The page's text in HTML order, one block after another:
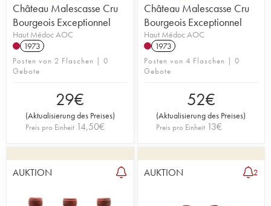
Château Malescasse Cru
Bourgeois Exceptionnel
Haut Médoc AOC
1973
Posten von 2 Flaschen | 0
Gebote
29€
(Aktualisierung des Preises)
Preis pro Einheit 14,50€
Château Malescasse Cru
Bourgeois Exceptionnel
Haut Médoc AOC
1973
Posten von 4 Flaschen | 0
Gebote
52€
(Aktualisierung des Preises)
Preis pro Einheit 13€
AUKTION AUKTION 2